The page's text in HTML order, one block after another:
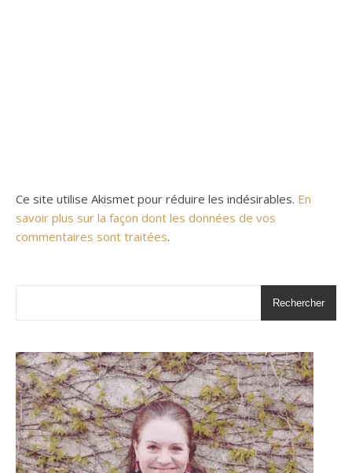
Ce site utilise Akismet pour réduire les indésirables. En
savoir plus sur la façon dont les données de vos
commentaires sont traitées.
Rechercher